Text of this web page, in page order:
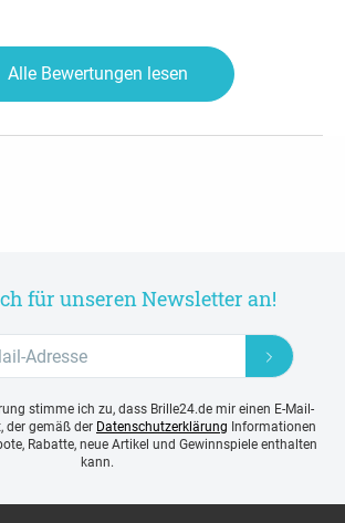
Alle Bewertungen lesen
für unseren Newsletter an!
stimme ich zu, dass Brille24.de mir einen E-Mail-
der gemäß der Datenschutzerklärung Informationen
Rabatte, neue Artikel und Gewinnspiele enthalten
kann.